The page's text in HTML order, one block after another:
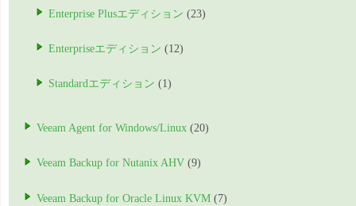
Enterprise Plusエディション (23)
Enterpriseエディション (12)
Standardエディション (1)
Veeam Agent for Windows/Linux (20)
Veeam Backup for Nutanix AHV (9)
Veeam Backup for Oracle Linux KVM (7)